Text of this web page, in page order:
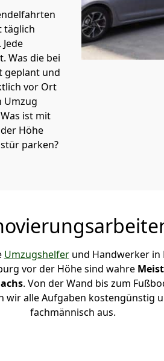
täglich
. Jede
Was die bei
geplant und
vor Ort
Umzug
ist mit
Höhe
parken?
Umzugshelferund Handwerker in
vor der Höhe sind wahre
. Von der Wand bis zum
wir alle Aufgaben kostengünstig
fachmännisch aus.